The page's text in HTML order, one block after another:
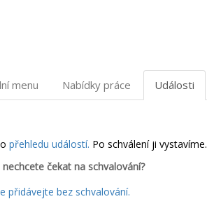
menu Nabídky práce Události
přehledu událostí. Po schválení ji vystavíme.
čekat na schvalování?
přidávejte bez schvalování.